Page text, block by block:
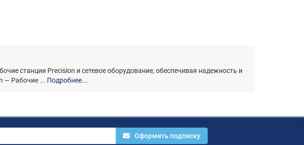
станции Precision и сетевое оборудование, обеспечивая надежность и
— Рабочие ... Подробнее...
Оформить подписку